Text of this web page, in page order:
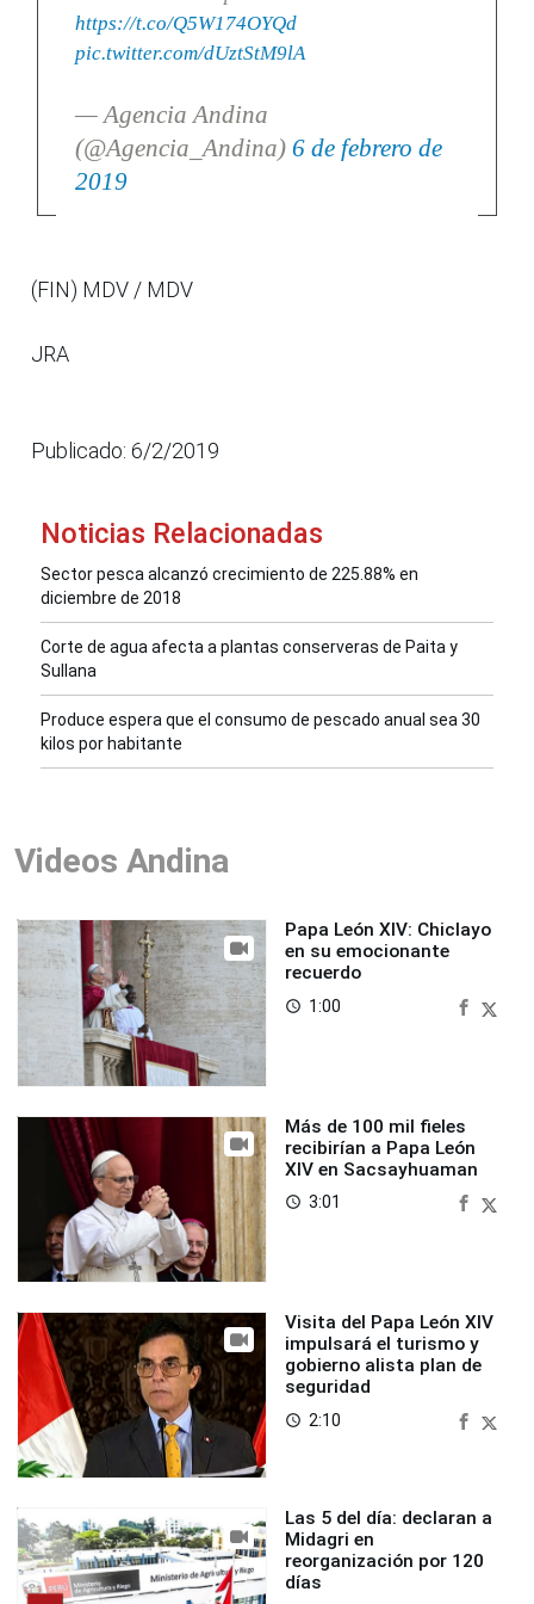
https://t.co/Q5W174OYQd
pic.twitter.com/dUztStM9lA
— Agencia Andina
(@Agencia_Andina) 6 de febrero de
2019
(FIN) MDV / MDV
JRA
Publicado: 6/2/2019
Noticias Relacionadas
Sector pesca alcanzó crecimiento de 225.88% en
diciembre de 2018
Corte de agua afecta a plantas conserveras de Paita y
Sullana
Produce espera que el consumo de pescado anual sea 30
kilos por habitante
Videos Andina
Papa León XIV: Chiclayo
en su emocionante
recuerdo
access_time 1:00
Más de 100 mil fieles
recibirían a Papa León
XIV en Sacsayhuaman
access_time 3:01
Visita del Papa León XIV
impulsará el turismo y
gobierno alista plan de
seguridad
access_time 2:10
Las 5 del día: declaran a
Midagri en
reorganización por 120
días